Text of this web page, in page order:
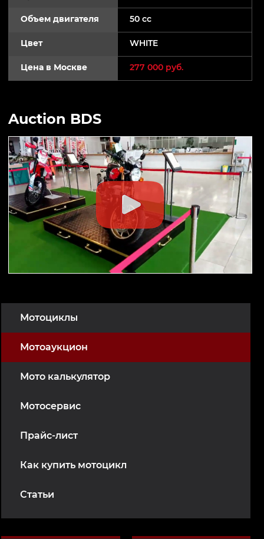
Мотоциклы
Мотоаукцион
Мото калькулятор
Мотосервис
Прайс-лист
Как купить мотоцикл
Статьи
Объем двигателя 50 cc
Цвет WHITE
Цена в Москве 277 000 руб.
Auction BDS